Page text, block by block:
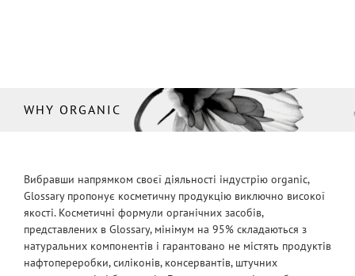
WHY ORGANIC
Вибравши напрямком своєї діяльності індустрію organic,
Glossary пропонує косметичну продукцію виключно високої
якості. Косметичні формули органічних засобів,
представлених в Glossary, мінімум на 95% складаються з
натуральних компонентів і гарантовано не містять продуктів
нафтопереробки, силіконів, консервантів, штучних